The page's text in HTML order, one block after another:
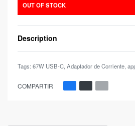
OUT OF STOCK
Description
Tags: 67W USB-C Adaptador de Corriente
COMPARTIR